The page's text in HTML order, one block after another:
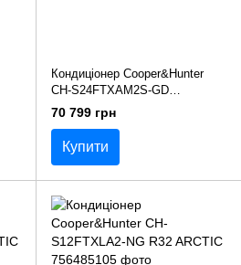
Кондиціонер Cooper&Hunter
CH-S24FTXAM2S-GD
SUPREME
70 799 грн
Купити